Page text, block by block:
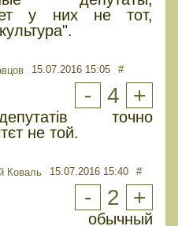
у них не тот,
15.07.2016 15:05 #
- 4 +
точно
не той.
Коваль 15.07.2016 15:40 #
- 2 +
обычный